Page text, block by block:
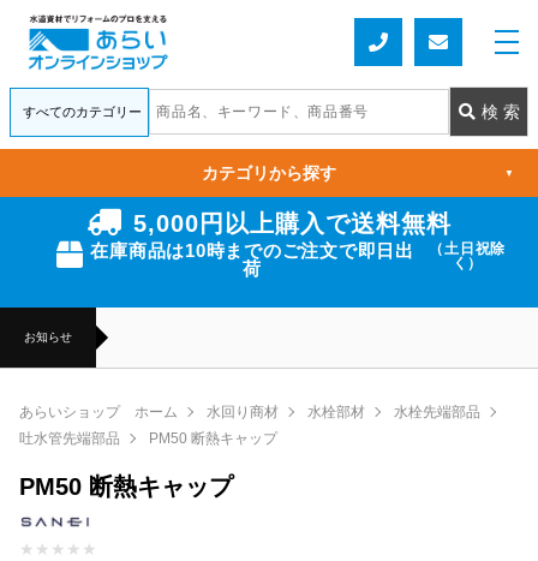
5,000円以上購入で送料無料
在庫商品は10時までのご注文で即日出
荷
（土日祝除
く）
お知らせ
カテゴリから探す ▼
あらいショップ ホーム 水回り商材 水栓部材
水栓先端部品
吐水管先端部品
PM50 断熱キャップ
PM50 断熱キャップ
★ ★ ★ ★ ★